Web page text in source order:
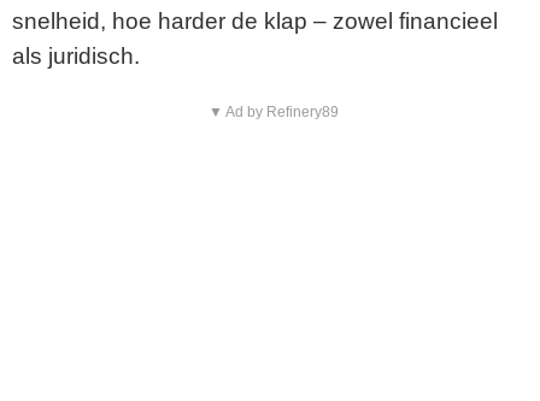
snelheid, hoe harder de klap – zowel financieel
als juridisch.
▼ Ad by Refinery89